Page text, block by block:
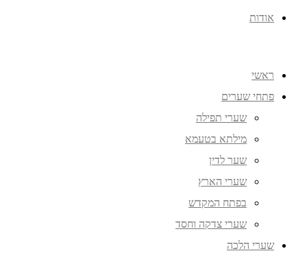
אודות
ראשי
פתחי שערים
שערי תפילה
מילתא בטעמא
שער לדין
שערי הארץ
בפתח המקדש
שערי צדקה וחסד
שערי הלכה